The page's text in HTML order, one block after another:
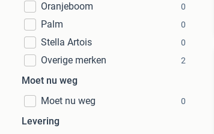
Oranjeboom 0
Palm 0
Stella Artois 0
Overige merken 2
Moet nu weg
Moet nu weg
0
Levering